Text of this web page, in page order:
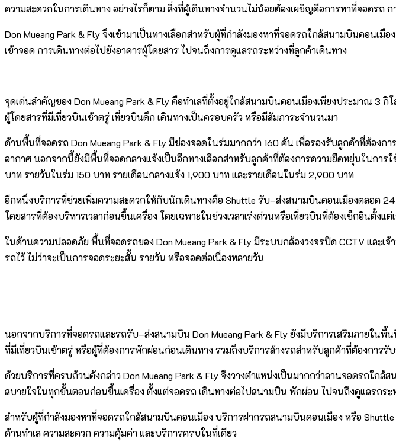
ความสะดวกในการเดินทาง อย่างไรก็ตาม สิ่งที่ผู้เดินทางจำนวนไม่น้อยต้องเผชิญคือการหาที่จอดรถ
Don Mueang Park & Fly จึงเข้ามาเป็นทางเลือกสำหรับผู้ที่กำลังมองหาที่จอดรถใกล้สนามบินดอนเ
เข้าจอด การเดินทางต่อไปยังอาคารผู้โดยสาร ไปจนถึงการดูแลรถระหว่างที่ลูกค้าเดินทาง
จุดเด่นสำคัญของ Don Mueang Park & Fly คือทำเลที่ตั้งอยู่ใกล้สนามบินดอนเมืองเพียงประมาณ 3 กิ
ผู้โดยสารที่มีเที่ยวบินเช้าตรู่ เที่ยวบินดึก เดินทางเป็นครอบครัว หรือมีสัมภาระจำนวนมา
ด้านพื้นที่จอดรถ Don Mueang Park & Fly มีช่องจอดในร่มมากกว่า 160 คัน เพื่อรองรับลูกค้าที่ต้อง
อากาศ นอกจากนี้ยังมีพื้นที่จอดกลางแจ้งเป็นอีกทางเลือกสำหรับลูกค้าที่ต้องการความยืดหยุ่นในการ
บาท รายวันในร่ม 150 บาท รายเดือนกลางแจ้ง 1,900 บาท และรายเดือนในร่ม 2,900 บาท
อีกหนึ่งบริการที่ช่วยเพิ่มความสะดวกให้กับนักเดินทางคือ Shuttle รับ–ส่งสนามบินดอนเมืองตลอด
โดยสารที่ต้องบริหารเวลาก่อนขึ้นเครื่อง โดยเฉพาะในช่วงเวลาเร่งด่วนหรือเที่ยวบินที่ต้องเช็กอินตั้งแต่
ในด้านความปลอดภัย พื้นที่จอดรถของ Don Mueang Park & Fly มีระบบกล้องวงจรปิด CCTV และ
รถไว้ ไม่ว่าจะเป็นการจอดระยะสั้น รายวัน หรือจอดต่อเนื่องหลายวัน
นอกจากบริการที่จอดรถและรถรับ–ส่งสนามบิน Don Mueang Park & Fly ยังมีบริการเสริมภายใน
ที่มีเที่ยวบินเช้าตรู่ หรือผู้ที่ต้องการพักผ่อนก่อนเดินทาง รวมถึงบริการล้างรถสำหรับลูกค้าที่ต้องการ
ด้วยบริการที่ครบถ้วนดังกล่าว Don Mueang Park & Fly จึงวางตำแหน่งเป็นมากกว่าลานจอดรถใ
สบายใจในทุกขั้นตอนก่อนขึ้นเครื่อง ตั้งแต่จอดรถ เดินทางต่อไปสนามบิน พักผ่อน ไปจนถึงดูแลรถระ
สำหรับผู้ที่กำลังมองหาที่จอดรถใกล้สนามบินดอนเมือง บริการฝากรถสนามบินดอนเมือง หรือ
ด้านทำเล ความสะดวก ความคุ้มค่า และบริการครบในที่เดียว